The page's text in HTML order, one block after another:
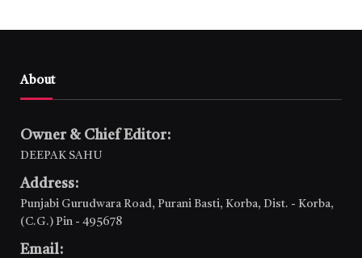
About
Owner & Chief Editor:
DEEPAK SAHU
Address:
Punjabi Gurudwara Road, Purani Basti, Korba, Dist. - Korba,
(C.G.) Pin - 495678
Email: